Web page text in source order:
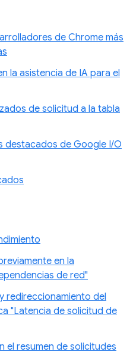
de Chrome más
la asistencia de IA para el
de solicitud a la tabla
destacados de Google I/O
en la
de red"
redireccionamiento del
"Latencia de solicitud de
el resumen de solicitudes